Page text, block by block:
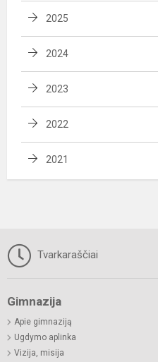
2025
2024
2023
2022
2021
Tvarkaraščiai
Gimnazija
Apie gimnaziją
Ugdymo aplinka
Vizija, misija